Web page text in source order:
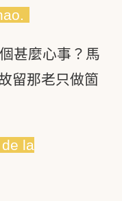
甚麼心事？馬
留那老只做箇
la